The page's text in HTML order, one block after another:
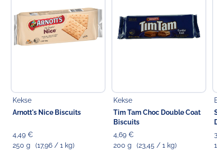
Kekse
Arnott's Nice Biscuits
4,49 €
250 g
(17,96 / 1 kg)
Kekse
Tim Tam Choc Double Coat
Biscuits
4,69 €
200 g
(23,45 / 1 kg)